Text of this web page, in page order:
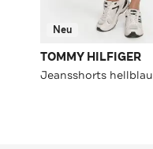
Neu
TOMMY HILFIGER
Jeansshorts hellblau